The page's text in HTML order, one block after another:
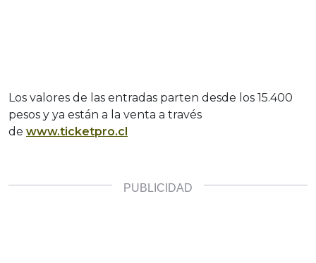
Los valores de las entradas parten desde los 15.400
pesos y ya están a la venta a través
de www.ticketpro.cl